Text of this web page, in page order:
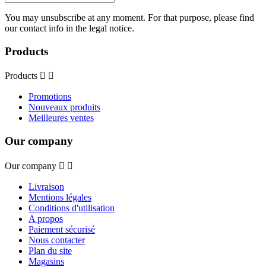
You may unsubscribe at any moment. For that purpose, please find
our contact info in the legal notice.
Products
Products  
Promotions
Nouveaux produits
Meilleures ventes
Our company
Our company  
Livraison
Mentions légales
Conditions d'utilisation
A propos
Paiement sécurisé
Nous contacter
Plan du site
Magasins